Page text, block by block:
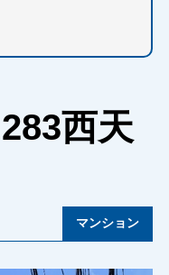
西天
マンション